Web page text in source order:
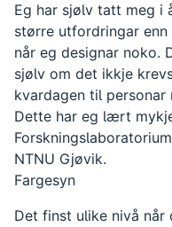
Eg har sjølv tatt meg i
større utfordringar
når eg designar noko.
sjølv om det ikkje
kvardagen til
Dette har eg lært
NTNU Gjøvik.
Fargesyn
Det finst ulike nivå